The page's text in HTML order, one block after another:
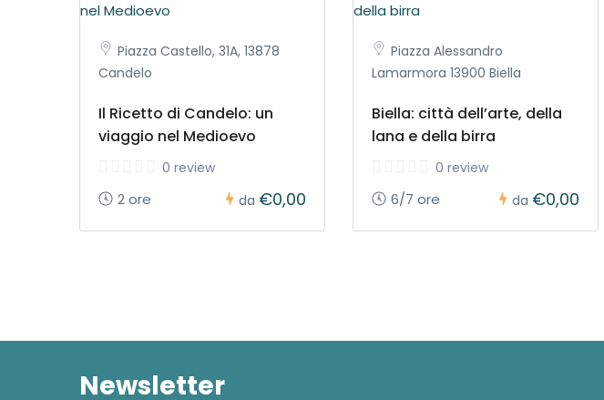
Piazza Castello, 31A, 13878
Candelo
Il Ricetto di Candelo: un
viaggio nel Medioevo
0 review
2 ore da €0,00
Piazza Alessandro
Lamarmora 13900 Biella
Biella: città dell’arte, della
lana e della birra
0 review
6/7 ore da €0,00
Newsletter